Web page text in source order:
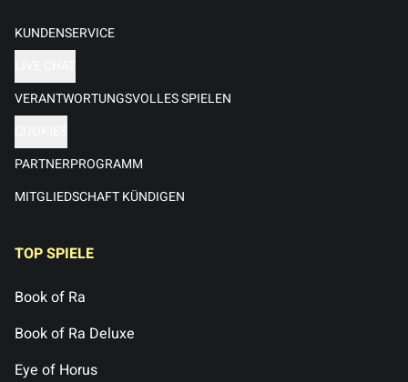
KUNDENSERVICE
VERANTWORTUNGSVOLLES SPIELEN
PARTNERPROGRAMM
MITGLIEDSCHAFT KÜNDIGEN
TOP SPIELE
Book of Ra
Book of Ra Deluxe
Eye of Horus